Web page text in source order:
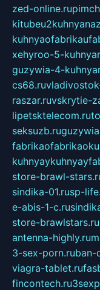
zed-online.ru
xehyroo-5-
guzywia-4-
cs68.ru
raszar.ruvskrytie-
lipetsktelecom.ru
seksuzb.ru
store-brawl-
sindika-01.rusp-
e-abis-1-c.ru
store-brawlstars.ru
antenna-highly.ru
3-sex-porn.ruban-
viagra-tablet.ru
fincontech.ru